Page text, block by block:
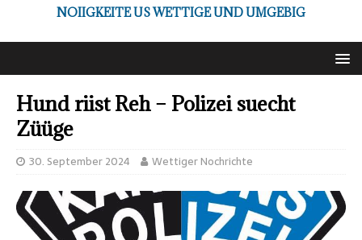
NOIIGKEITE US WETTIGE UND UMGEBIG
Hund riist Reh – Polizei suecht
Züüge
30. September 2024 Wettiger Nochrichte